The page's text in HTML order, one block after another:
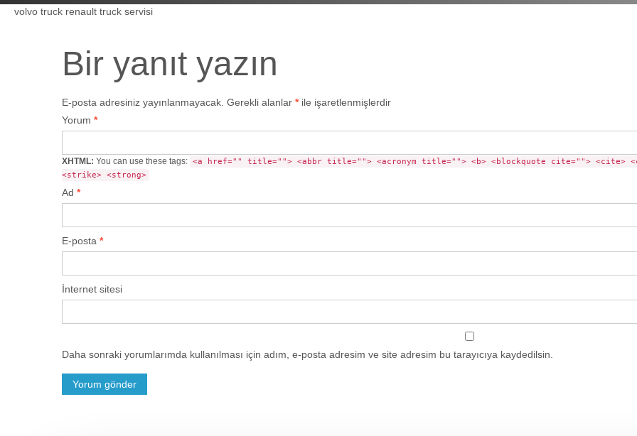
volvo truck renault truck servisi
Bir yanıt yazın
E-posta adresiniz yayınlanmayacak. Gerekli alanlar *ile işaretlenmişlerdir
Yorum *
XHTML: You can use these tags: <a href="" title=""> <abbr title=""> <acronym title=""> <b> <blockquote cite=""> <cite>
<strike> <strong>
Ad *
E-posta *
İnternet sitesi
Daha sonraki yorumlarımda kullanılması için adım, e-posta adresim ve site adresim bu tarayıcıya kaydedilsin.